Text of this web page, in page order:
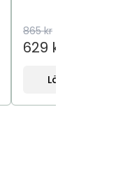
865 kr
629 kr
Lägg i